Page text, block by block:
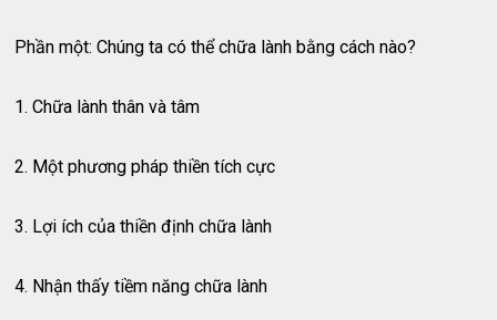
Phần một: Chúng ta có thể chữa lành bằng cách nào?
1. Chữa lành thân và tâm
2. Một phương pháp thiền tích cực
3. Lợi ích của thiền định chữa lành
4. Nhận thấy tiềm năng chữa lành